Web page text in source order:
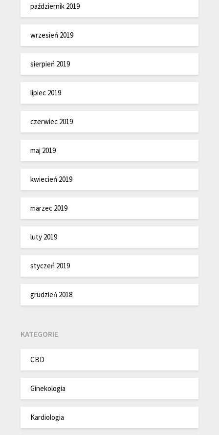
październik 2019
wrzesień 2019
sierpień 2019
lipiec 2019
czerwiec 2019
maj 2019
kwiecień 2019
marzec 2019
luty 2019
styczeń 2019
grudzień 2018
KATEGORIE
CBD
Ginekologia
Kardiologia